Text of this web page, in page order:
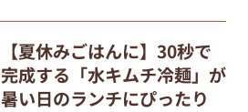
【夏休みごはんに】30秒で
完成する「水キムチ冷麺」が
暑い日のランチにぴったり